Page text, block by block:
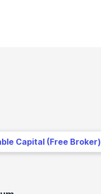
Capital (Free Broker)